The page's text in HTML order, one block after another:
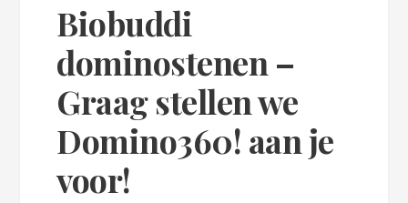
Biobuddi
dominostenen –
Graag stellen we
Domino360! aan je
voor!